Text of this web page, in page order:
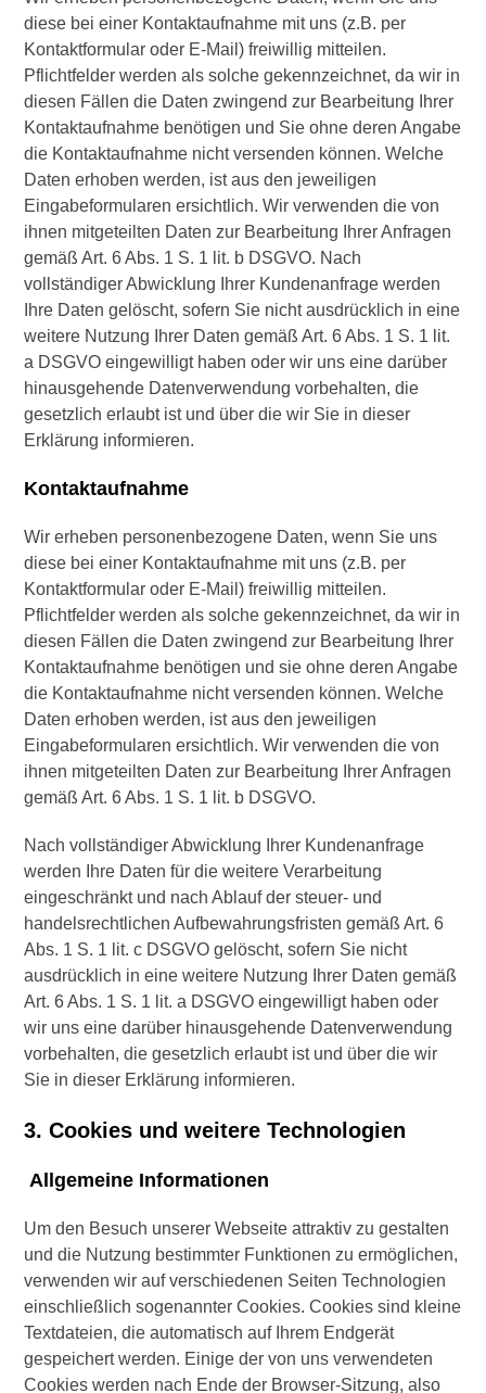
diese bei einer Kontaktaufnahme mit uns (z.B. per
Kontaktformular oder E-Mail) freiwillig mitteilen.
Pflichtfelder werden als solche gekennzeichnet, da wir in
diesen Fällen die Daten zwingend zur Bearbeitung Ihrer
Kontaktaufnahme benötigen und Sie ohne deren Angabe
die Kontaktaufnahme nicht versenden können. Welche
Daten erhoben werden, ist aus den jeweiligen
Eingabeformularen ersichtlich. Wir verwenden die von
ihnen mitgeteilten Daten zur Bearbeitung Ihrer Anfragen
gemäß Art. 6 Abs. 1 S. 1 lit. b DSGVO. Nach
vollständiger Abwicklung Ihrer Kundenanfrage werden
Ihre Daten gelöscht, sofern Sie nicht ausdrücklich in eine
weitere Nutzung Ihrer Daten gemäß Art. 6 Abs. 1 S. 1 lit.
a DSGVO eingewilligt haben oder wir uns eine darüber
hinausgehende Datenverwendung vorbehalten, die
gesetzlich erlaubt ist und über die wir Sie in dieser
Erklärung informieren.
Kontaktaufnahme
Wir erheben personenbezogene Daten, wenn Sie uns
diese bei einer Kontaktaufnahme mit uns (z.B. per
Kontaktformular oder E-Mail) freiwillig mitteilen.
Pflichtfelder werden als solche gekennzeichnet, da wir in
diesen Fällen die Daten zwingend zur Bearbeitung Ihrer
Kontaktaufnahme benötigen und sie ohne deren Angabe
die Kontaktaufnahme nicht versenden können. Welche
Daten erhoben werden, ist aus den jeweiligen
Eingabeformularen ersichtlich. Wir verwenden die von
ihnen mitgeteilten Daten zur Bearbeitung Ihrer Anfragen
gemäß Art. 6 Abs. 1 S. 1 lit. b DSGVO.
Nach vollständiger Abwicklung Ihrer Kundenanfrage
werden Ihre Daten für die weitere Verarbeitung
eingeschränkt und nach Ablauf der steuer- und
handelsrechtlichen Aufbewahrungsfristen gemäß Art. 6
Abs. 1 S. 1 lit. c DSGVO gelöscht, sofern Sie nicht
ausdrücklich in eine weitere Nutzung Ihrer Daten gemäß
Art. 6 Abs. 1 S. 1 lit. a DSGVO eingewilligt haben oder
wir uns eine darüber hinausgehende Datenverwendung
vorbehalten, die gesetzlich erlaubt ist und über die wir
Sie in dieser Erklärung informieren.
3. Cookies und weitere Technologien
Allgemeine Informationen
Um den Besuch unserer Webseite attraktiv zu gestalten
und die Nutzung bestimmter Funktionen zu ermöglichen,
verwenden wir auf verschiedenen Seiten Technologien
einschließlich sogenannter Cookies. Cookies sind kleine
Textdateien, die automatisch auf Ihrem Endgerät
gespeichert werden. Einige der von uns verwendeten
Cookies werden nach Ende der Browser-Sitzung, also